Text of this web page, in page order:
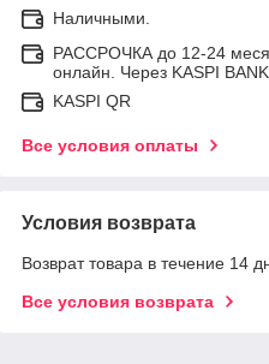
Наличными.
РАССРОЧКА до 12-24
онлайн. Через KASPI BANK.
KASPI QR
Все условия оплаты
Условия возврата
Возврат товара в течение 14
Все условия возврата